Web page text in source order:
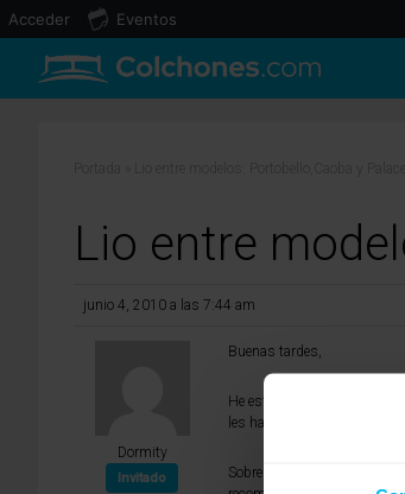
Lio entre
junio 4, 2010 a las 7:44 am
Dormity
Invitado
Buenas tardes,
He estado buscando
les han puesto este nombre
Sobre el Palace Memorex
Acceder Eventos